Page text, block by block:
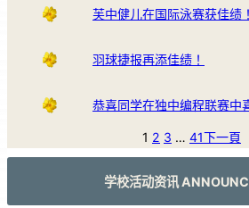
芙中健儿在国际泳赛获佳绩！
羽球捷报再添佳绩！
恭喜同学在独中编程联赛中
1 2 3 … 41下一頁
学校活动资讯